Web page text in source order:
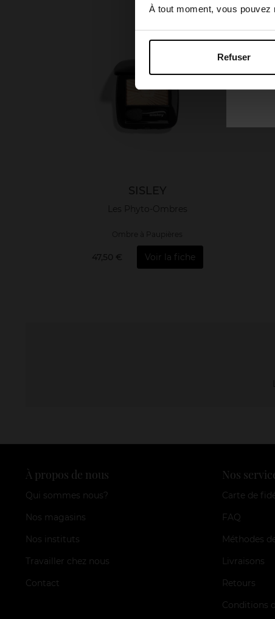
À tout moment, vous
Refuser
SISLEY
Les Phyto-Ombres
Ombre à Paupières
47,50 € Voir la fiche
À propos de nous
Qui sommes nous?
Nos magasins
Nos instituts
Travailler chez nous
Contact
Nos
Carte de
FAQ
Méthodes
Livraisons
Retours
Conditions